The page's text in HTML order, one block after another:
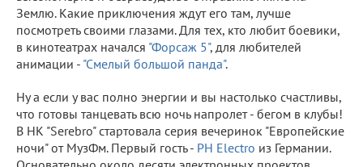
Землю. Какие приключения ждут его там, лучше
посмотреть своими глазами. Для тех, кто любит боевики,
в кинотеатрах начался "Форсаж 5", для любителей
анимации - "Смелый большой панда".
Ну а если у вас полно энергии и вы настолько счастливы,
что готовы танцевать всю ночь напролет - бегом в клубы!
В НК "Serebro" стартовала серия вечеринок "Европейские
ночи" от МузФм. Первый гость - PH Electro из Германии.